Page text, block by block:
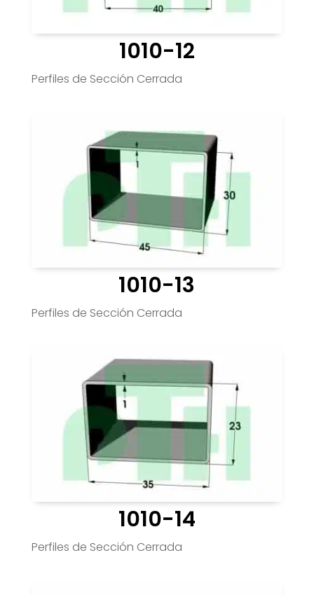
1010-12
Perfiles de Sección Cerrada
1010-13
Perfiles de Sección Cerrada
1010-14
Perfiles de Sección Cerrada